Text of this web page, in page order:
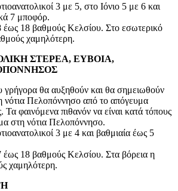
3 με 5, στο Ιόνιο 5 με 6 και
7 μποφόρ.
18 βαθμούς Κελσίου. Στο εσωτερικό
χαμηλότερη.
ΣΤΕΡΕΑ, ΕΥΒΟΙΑ,
θα αυξηθούν και θα σημειωθούν
νότια Πελοπόννησο από το απόγευμα
Τα φαινόμενα πιθανόν να είναι κατά τόπους
στη νότια Πελοπόννησο.
3 με 4 και βαθμιαία έως 5
18 βαθμούς Κελσίου. Στα βόρεια η
χαμηλότερη.